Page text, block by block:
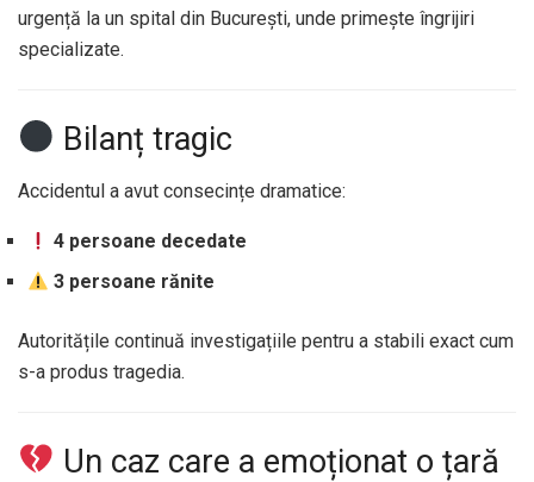
urgență la un spital din București, unde primește îngrijiri
specializate.
Bilanț tragic
Accidentul a avut consecințe dramatice:
4 persoane decedate
3 persoane rănite
Autoritățile continuă investigațiile pentru a stabili exact cum
s-a produs tragedia.
Un caz care a emoționat o țară